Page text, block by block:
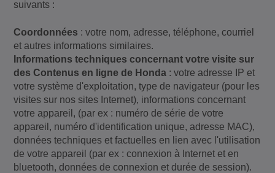
suivants :
Coordonnées : votre nom, adresse, téléphone, courriel
et autres informations similaires.
Informations techniques concernant votre visite sur
des Contenus en ligne de Honda : votre adresse IP et
votre système d'exploitation, type de navigateur (pour les
visites sur nos sites Internet), informations concernant
votre appareil, (par ex : numéro de série de votre
appareil, numéro d'identification unique, adresse MAC),
données techniques et factuelles en lien avec l'utilisation
de votre appareil (par ex : connexion à Internet et en
bluetooth, données de connexion et durée de session).